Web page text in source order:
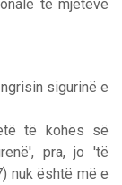
të mjeteve
sigurinë e
të kohës së
pra, jo 'të
nuk është më e